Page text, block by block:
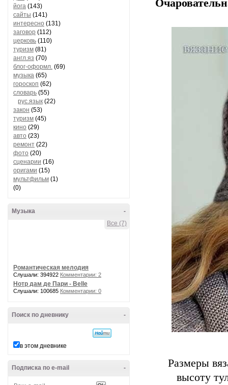
йога (143)
сайты (141)
интересно (131)
заговор (112)
церковь (110)
туризм (81)
англ.яз (70)
блог-оформл. (69)
музыка (65)
гороскоп (62)
словарь (55)
рус.язык (22)
закон (53)
туризм (45)
кино (29)
авто (23)
ремонт (22)
фото (20)
сценарии (16)
оригами (15)
мультфильм (1)
(0)
-
Музыка
Все (7)
Романтическая мелодия
Слушали: 394922 Комментарии: 2
Нотр дам де Пари - Belle
Слушали: 100685 Комментарии: 0
-
Поиск по дневнику
в этом дневнике
-
Подписка по e-mail
Размеры
высоту